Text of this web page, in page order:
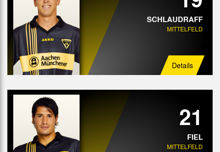
SCHLAUDRAFF
MITTELFELD
Details
21
FIEL
MITTELFELD